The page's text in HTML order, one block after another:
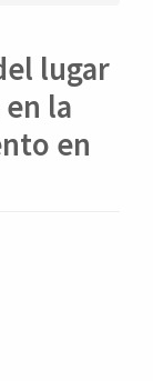
lugar
la
en